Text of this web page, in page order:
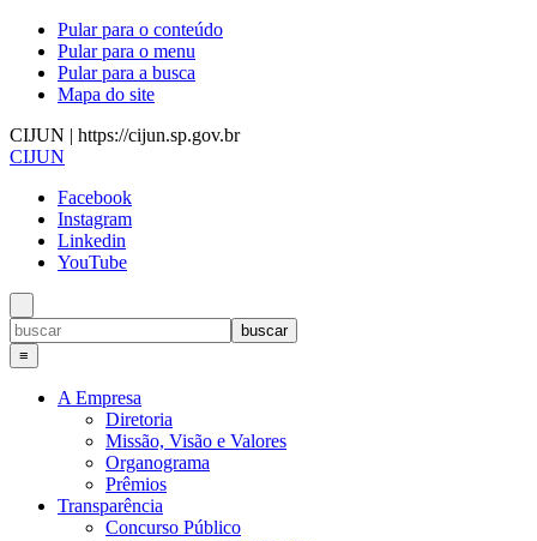
Pular para o conteúdo
Pular para o menu
Pular para a busca
Mapa do site
CIJUN | https://cijun.sp.gov.br
CIJUN
Facebook
Instagram
Linkedin
YouTube
≡
A Empresa
Diretoria
Missão, Visão e Valores
Organograma
Prêmios
Transparência
Concurso Público